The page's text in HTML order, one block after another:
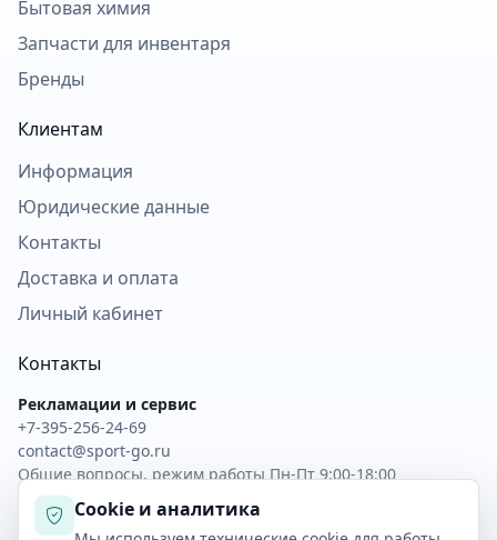
Бытовая химия
Запчасти для инвентаря
Бренды
Клиентам
Информация
Юридические данные
Контакты
Доставка и оплата
Личный кабинет
Контакты
Рекламации и сервис
+7-395-256-24-69
contact@sport-go.ru
Общие вопросы, режим работы Пн-Пт 9:00-18:00
Обратная связь Скачать прайс XLSX
Cookie и аналитика